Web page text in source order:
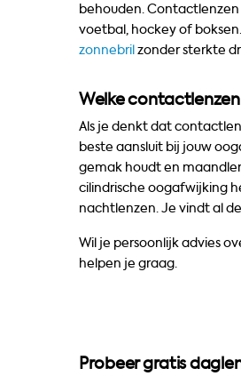
behouden.
voetbal, hockey of
zonnebrilzonder sterkte
Welke
Als je denkt dat
beste aansluit bij jouw
gemak houdt en
cilindrische oogafwijking
nachtlenzen. Je vindt al
Wil je persoonlijk advies
helpen je graag.
Probeer gratis